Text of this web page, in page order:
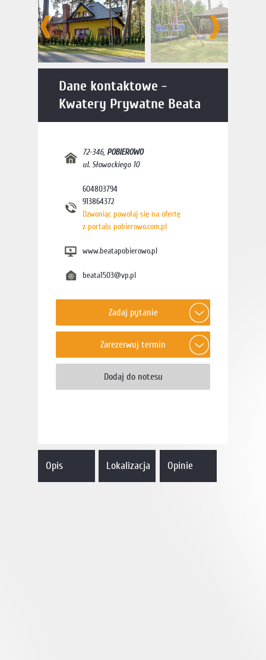
Dane kontaktowe -
Kwatery Prywatne Beata
72-346, POBIEROWO
ul. Słowackiego 10
604803794
913864372
Dzwoniąc powołaj się na ofertę
z portalu pobierowo.com.pl
www.beatapobierowo.pl
beata1503@vp.pl
Opis Lokalizacja Opinie